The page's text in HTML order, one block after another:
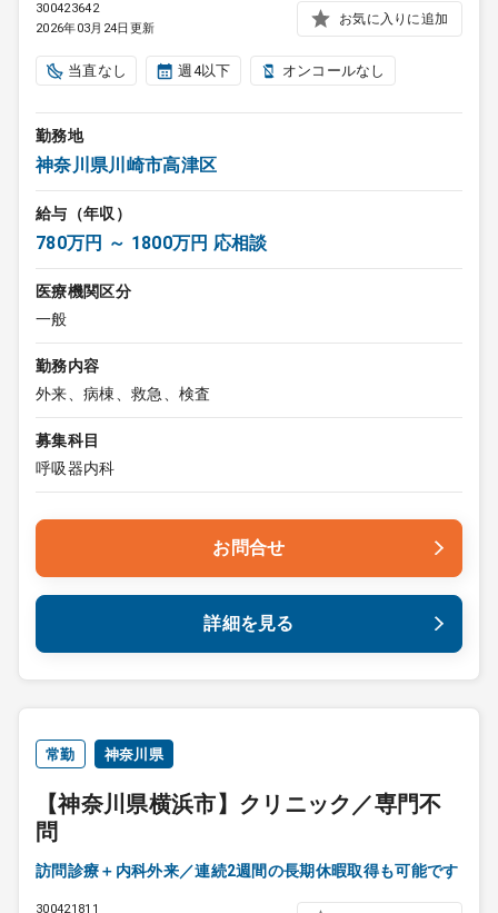
300423642
2026年03月24日更新
お気に入りに追加
当直なし 週4以下 オンコールなし
勤務地
神奈川県川崎市高津区
給与（年収）
780万円 ～ 1800万円 応相談
医療機関区分
一般
勤務内容
外来、病棟、救急、検査
募集科目
呼吸器内科
お問合せ
詳細を見る
常勤 神奈川県
【神奈川県横浜市】クリニック／専門不
問
訪問診療＋内科外来／連続2週間の長期休暇取得も可能です
300421811